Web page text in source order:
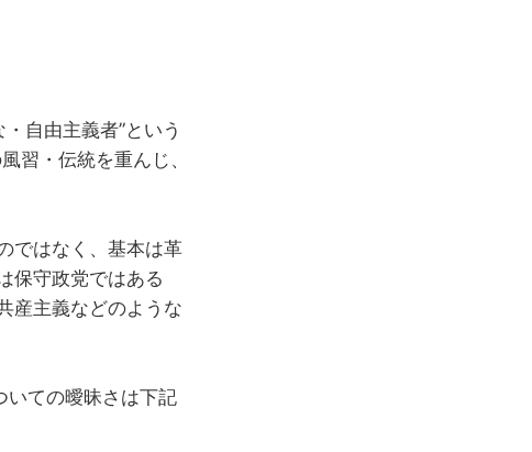
自由主義者”という
習・伝統を重んじ、
ではなく、基本は革
保守政党ではある
産主義などのような
いての曖昧さは下記